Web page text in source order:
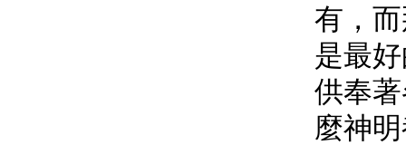
有，
是最
供奉
麼神